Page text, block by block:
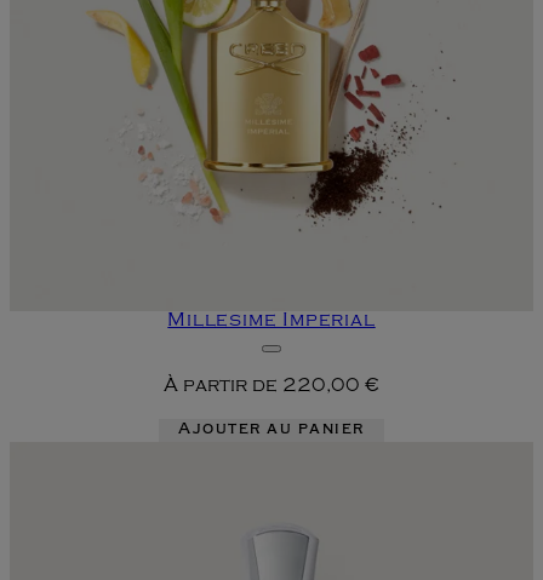
Millesime Imperial
À partir de 220,00 €
Ajouter au panier